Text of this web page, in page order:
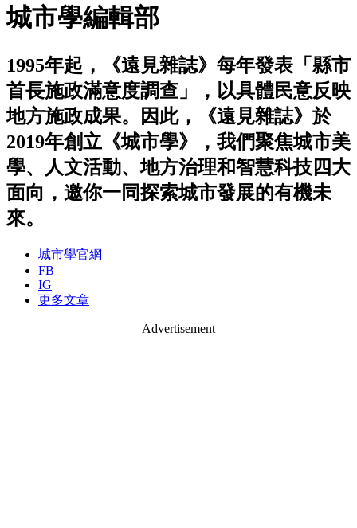
城市學編輯部
1995年起，《遠見雜誌》每年發表「縣市
首長施政滿意度調查」，以具體民意反映
地方施政成果。因此，《遠見雜誌》於
2019年創立《城市學》，我們聚焦城市美
學、人文活動、地方治理和智慧科技四大
面向，邀你一同探索城市發展的有機未
來。
城市學官網
FB
IG
更多文章
Advertisement